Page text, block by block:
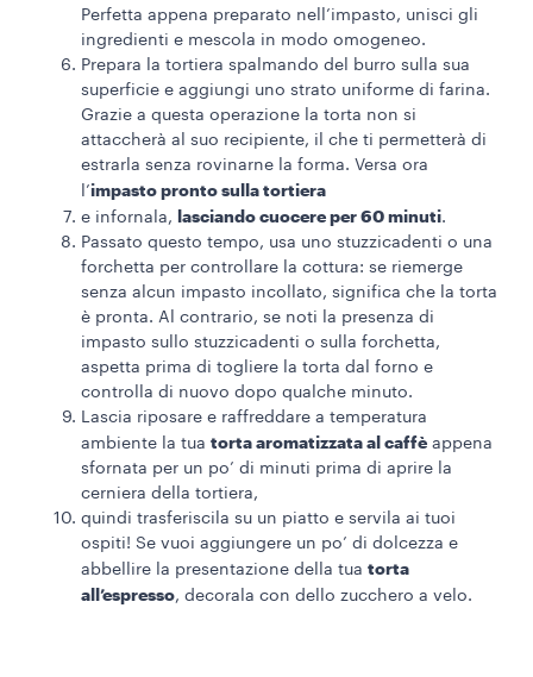
Perfetta appena preparato nell’impasto, unisci gli
ingredienti e mescola in modo omogeneo.
Prepara la tortiera spalmando del burro sulla sua
superficie e aggiungi uno strato uniforme di farina.
Grazie a questa operazione la torta non si
attaccherà al suo recipiente, il che ti permetterà di
estrarla senza rovinarne la forma. Versa ora
l’impasto pronto sulla tortiera
e infornala,
lasciando cuocere per 60 minuti.
Passato questo tempo, usa uno stuzzicadenti o una
forchetta per controllare la cottura: se riemerge
senza alcun impasto incollato, significa che la torta
è pronta. Al contrario, se noti la presenza di
impasto sullo stuzzicadenti o sulla forchetta,
aspetta prima di togliere la torta dal forno e
controlla di nuovo dopo qualche minuto.
Lascia riposare e raffreddare a temperatura
ambiente la tua torta aromatizzata al caffè appena
sfornata per un po’ di minuti prima di aprire la
cerniera della tortiera,
quindi trasferiscila su un piatto e servila ai tuoi
ospiti! Se vuoi aggiungere un po’ di dolcezza e
abbellire la presentazione della tua torta
all’espresso, decorala con dello zucchero a velo.